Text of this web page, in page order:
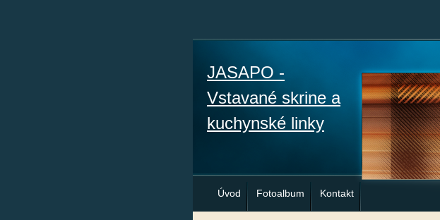
JASAPO -
Vstavané skrine a
kuchynské linky
Úvod Fotoalbum Kontakt